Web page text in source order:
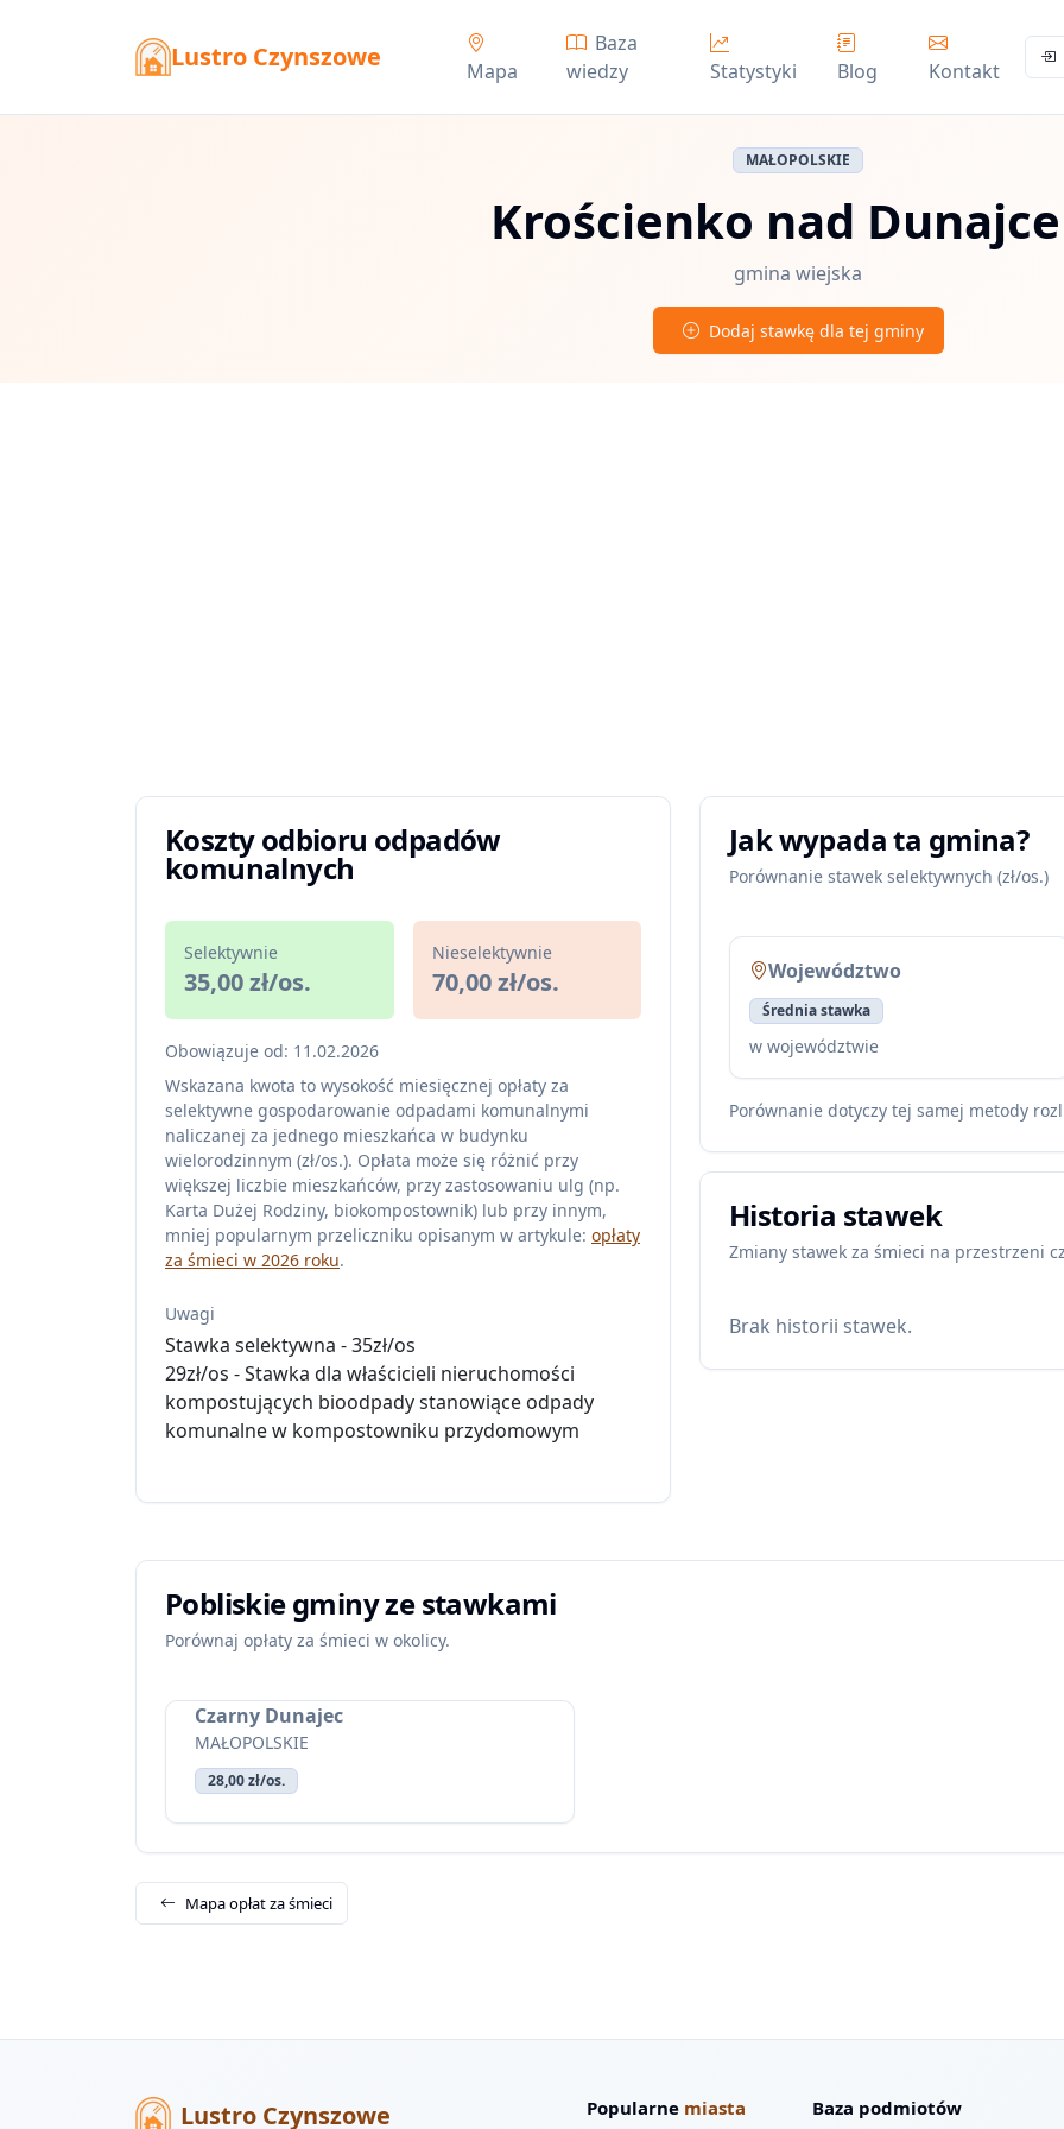
Lustro Czynszowe Mapa
Baza
wiedzy
Statystyki Blog Kontakt
MAŁOPOLSKIE
Krościenko nad
gmina wiejska
Dodaj stawkę dla tej gminy
Koszty odbioru odpadów
komunalnych
Selektywnie
35,00 zł/os.
Nieselektywnie
70,00 zł/os.
Obowiązuje od: 11.02.2026
Wskazana kwota to wysokość miesięcznej opłaty za
selektywne gospodarowanie odpadami komunalnymi
naliczanej za jednego mieszkańca w budynku
wielorodzinnym (zł/os.). Opłata może się różnić przy
większej liczbie mieszkańców, przy zastosowaniu ulg (np.
Karta Dużej Rodziny, biokompostownik) lub przy innym,
mniej popularnym przeliczniku opisanym w artykule: opłaty
za śmieci w 2026 roku.
Uwagi
Stawka selektywna - 35zł/os
29zł/os - Stawka dla właścicieli nieruchomości
kompostujących bioodpady stanowiące odpady
komunalne w kompostowniku przydomowym
Jak wypada ta gmina?
Porównanie stawek selektywnych (zł/os.)
Województwo
Średnia stawka
w województwie
Porównanie dotyczy tej samej metody
Historia stawek
Zmiany stawek za śmieci na przestrzeni
Brak historii stawek.
Pobliskie gminy ze stawkami
Porównaj opłaty za śmieci w okolicy.
Czarny Dunajec
MAŁOPOLSKIE
28,00 zł/os.
Mapa opłat za śmieci
Lustro Czynszowe Popularne miasta Baza podmiotów